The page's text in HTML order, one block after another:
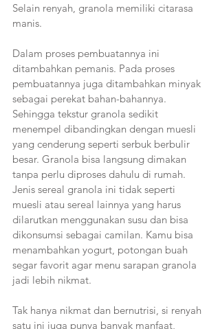
Selain renyah, granola memiliki citarasa
manis.
Dalam proses pembuatannya ini
ditambahkan pemanis. Pada proses
pembuatannya juga ditambahkan minyak
sebagai perekat bahan-bahannya.
Sehingga tekstur granola sedikit
menempel dibandingkan dengan muesli
yang cenderung seperti serbuk berbulir
besar. Granola bisa langsung dimakan
tanpa perlu diproses dahulu di rumah.
Jenis sereal granola ini tidak seperti
muesli atau sereal lainnya yang harus
dilarutkan menggunakan susu dan bisa
dikonsumsi sebagai camilan. Kamu bisa
menambahkan yogurt, potongan buah
segar favorit agar menu sarapan granola
jadi lebih nikmat.
Tak hanya nikmat dan bernutrisi, si renyah
satu ini juga punya banyak manfaat,